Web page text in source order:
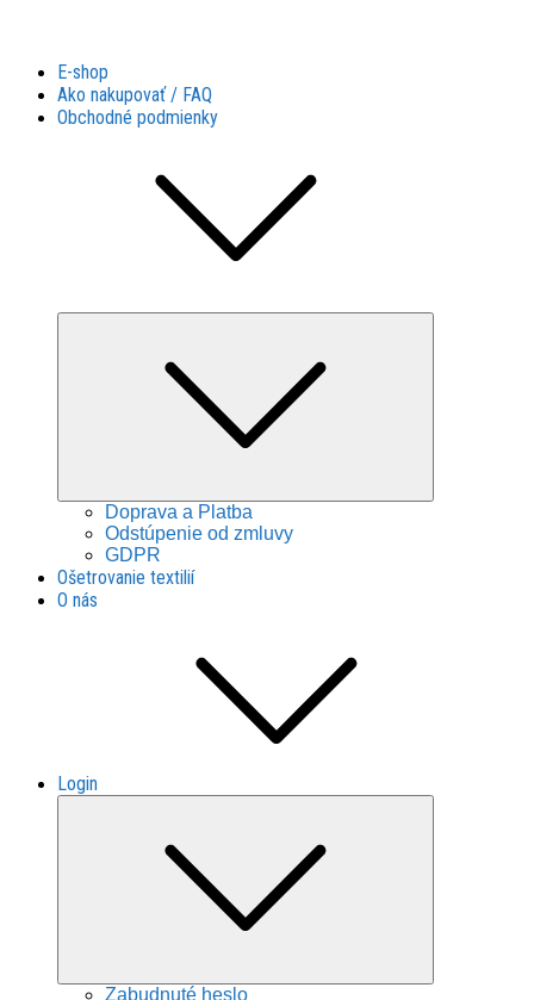
Látky Husár
Látky Husár
E-shop
Ako nakupovať / FAQ
Obchodné podmienky
Doprava a Platba
Odstúpenie od zmluvy
GDPR
Ošetrovanie textilií
O nás
Login
Zabudnuté heslo